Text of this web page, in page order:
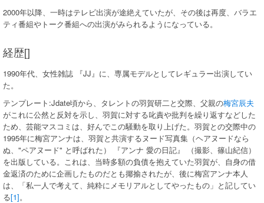
2000年以降、一時はテレビ出演が途絶えていたが、その後は再度、バラエ
ティ番組やトーク番組への出演がみられるようになっている。
経歴[]
1990年代、女性雑誌 『JJ』に、専属モデルとしてレギュラー出演してい
た。
テンプレート:Jdate頃から、タレントの羽賀研二と交際、父親の梅宮辰夫
がこれに公然と反対を示し、羽賀に対する叱責や批判を繰り返すなどした
ため、芸能マスコミは、好んでこの騒動を取り上げた。羽賀との交際中の
1995年に梅宮アンナは、羽賀と共演するヌード写真集（ヘアヌードなら
ぬ、"ペアヌード" と呼ばれた） 『アンナ 愛の日記』 （撮影、篠山紀信）
を出版している。これは、当時多額の負債を抱えていた羽賀が、自身の借
金返済のために企画したものだとも揶揄されたが、後に梅宮アンナ本人
は、「私一人で考えて、純粋にメモリアルとしてやったもの」と記してい
る[1]。